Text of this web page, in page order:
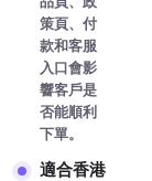
策頁、付
款和客服
入口會影
響客戶是
否能順利
下單。
適合香港